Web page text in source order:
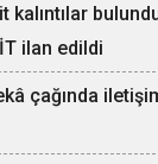
kalıntılar
ilan edildi
çağında